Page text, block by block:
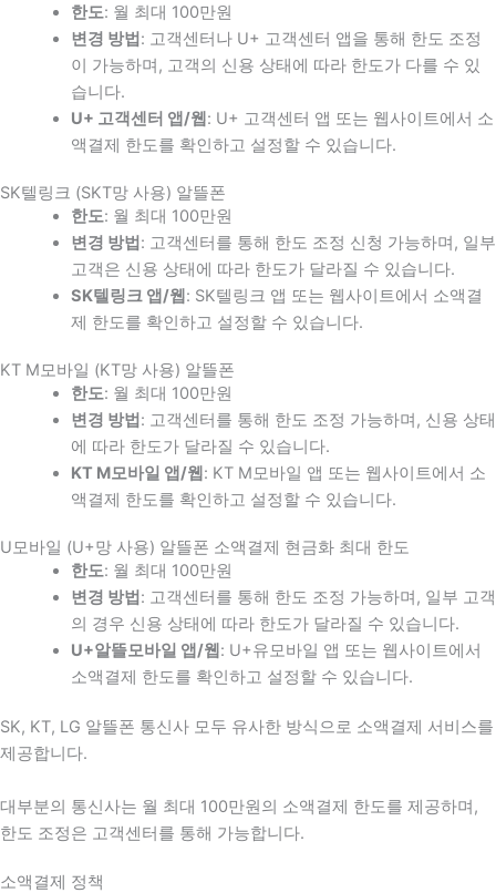
한도: 월 최대 100만원
변경 방법 : 고객센터나 U+ 고객센터 앱을 통해 한도 조정
이 가능하며, 고객의 신용 상태에 따라 한도가 다를 수 있
습니다.
U+ 고객센터 앱/웹 : U+ 고객센터 앱 또는 웹사이트에서 소
액결제 한도를 확인하고 설정할 수 있습니다.
SK텔링크 (SKT망 사용) 알뜰폰
한도: 월 최대 100만원
변경 방법 : 고객센터를 통해 한도 조정 신청 가능하며, 일부
고객은 신용 상태에 따라 한도가 달라질 수 있습니다.
SK텔링크 앱/웹 : SK텔링크 앱 또는 웹사이트에서 소액결
제 한도를 확인하고 설정할 수 있습니다.
KT M모바일 (KT망 사용) 알뜰폰
한도: 월 최대 100만원
변경 방법 : 고객센터를 통해 한도 조정 가능하며, 신용 상태
에 따라 한도가 달라질 수 있습니다.
KT M모바일 앱/웹 : KT M모바일 앱 또는 웹사이트에서 소
액결제 한도를 확인하고 설정할 수 있습니다.
U모바일 (U+망 사용) 알뜰폰 소액결제 현금화 최대 한도
한도: 월 최대 100만원
변경 방법 : 고객센터를 통해 한도 조정 가능하며, 일부 고객
의 경우 신용 상태에 따라 한도가 달라질 수 있습니다.
U+알뜰모바일 앱/웹 : U+유모바일 앱 또는 웹사이트에서
소액결제 한도를 확인하고 설정할 수 있습니다.
SK, KT, LG 알뜰폰 통신사 모두 유사한 방식으로 소액결제 서비스를
제공합니다.
대부분의 통신사는 월 최대 100만원의 소액결제 한도를 제공하며,
한도 조정은 고객센터를 통해 가능합니다.
소액결제 정책